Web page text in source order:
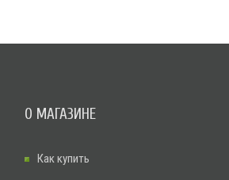
О МАГАЗИНЕ
Как купить